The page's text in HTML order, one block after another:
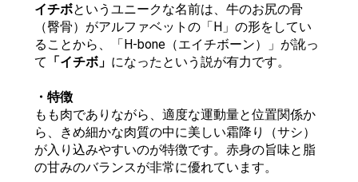
イチボというユニークな名前は、牛のお尻の骨
（臀骨）がアルファベットの「H」の形をしてい
ることから、「H-bone（エイチボーン）」が訛っ
て 「イチボ」 になったという説が有力です。
・特徴
もも肉でありながら、適度な運動量と位置関係か
ら、きめ細かな肉質の中に美しい霜降り（サシ）
が入り込みやすいのが特徴です。赤身の旨味と脂
の甘みのバランスが非常に優れています。